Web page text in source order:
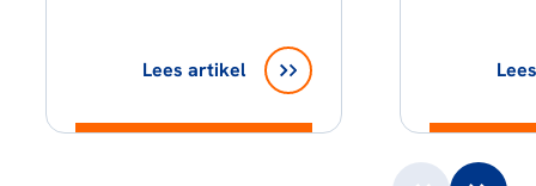
Lees artikel